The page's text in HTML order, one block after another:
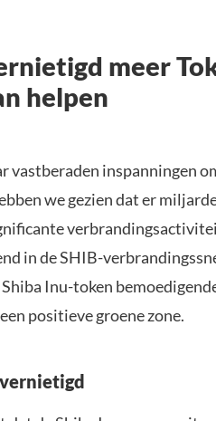
meer
helpen
vastberaden inspanningen
we gezien dat er
in de SHIB-
Inu-token
positieve groene zone.